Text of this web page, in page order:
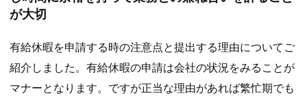
が大切
有給休暇を申請する時の注意点と提出する理由についてご
紹介しました。有給休暇の申請は会社の状況をみることが
マナーとなります。ですが正当な理由があれば繁忙期でも